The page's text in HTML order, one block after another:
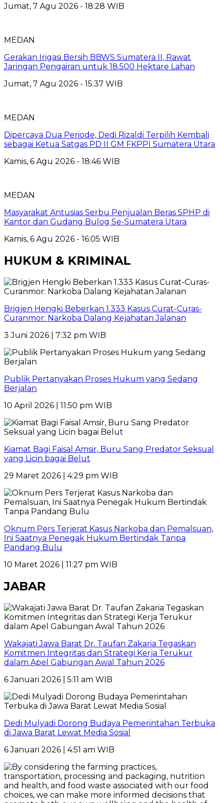
Jumat, 7 Agu 2026 - 18:28 WIB
MEDAN
Gerakan Irigasi Bersih BBWS Sumatera II, Rawat
Jaringan Pengairan untuk 18.500 Hektare Lahan
Jumat, 7 Agu 2026 - 15:37 WIB
MEDAN
Dipercaya Dua Periode, Dedi Rizaldi Terpilih Kembali
sebagai Ketua Satgas PD II GM FKPPI Sumatera Utara
Kamis, 6 Agu 2026 - 18:46 WIB
MEDAN
Masyarakat Antusias Serbu Penjualan Beras SPHP di
Kantor dan Gudang Bulog Se-Sumatera Utara
Kamis, 6 Agu 2026 - 16:05 WIB
HUKUM & KRIMINAL
Brigjen Hengki Beberkan 1.333 Kasus Curat-Curas-
Curanmor: Narkoba Dalang Kejahatan Jalanan
3 Juni 2026 | 7:32 pm WIB
Publik Pertanyakan Proses Hukum yang Sedang
Berjalan
10 April 2026 | 11:50 pm WIB
Kiamat Bagi Faisal Amsir, Buru Sang Predator Seksual
yang Licin bagai Belut
29 Maret 2026 | 4:29 pm WIB
Oknum Pers Terjerat Kasus Narkoba dan Pemalsuan,
Ini Saatnya Penegak Hukum Bertindak Tanpa
Pandang Bulu
10 Maret 2026 | 11:27 pm WIB
JABAR
Wakajati Jawa Barat Dr. Taufan Zakaria Tegaskan
Komitmen Integritas dan Strategi Kerja Terukur
dalam Apel Gabungan Awal Tahun 2026
6 Januari 2026 | 5:11 am WIB
Dedi Mulyadi Dorong Budaya Pemerintahan Terbuka
di Jawa Barat Lewat Media Sosial
6 Januari 2026 | 4:51 am WIB